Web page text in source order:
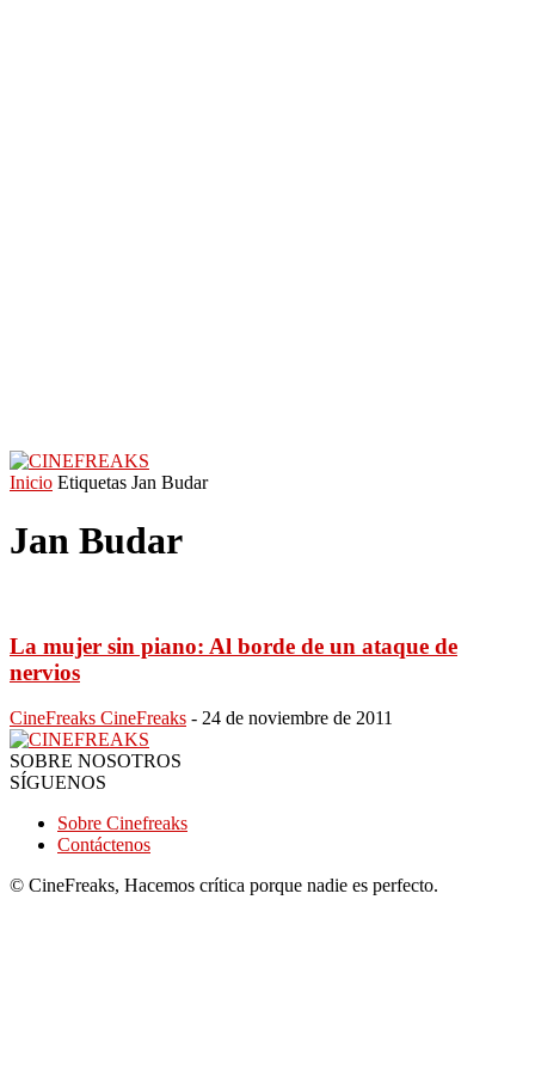
Inicio Etiquetas Jan Budar
Jan Budar
La mujer sin piano: Al borde de un ataque de
nervios
CineFreaks CineFreaks - 24 de noviembre de 2011
SOBRE NOSOTROS
SÍGUENOS
Sobre Cinefreaks
Contáctenos
© CineFreaks, Hacemos crítica porque nadie es perfecto.